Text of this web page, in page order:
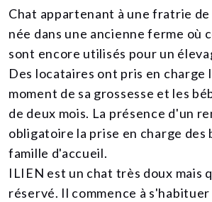
CONTACT
Chat appartenant à une fratrie
née dans une ancienne ferme où
sont encore utilisés pour un
Des locataires ont pris en charge
moment de sa grossesse et les
de deux mois. La présence d'un
obligatoire la prise en charge des
famille d'accueil.
ILIEN est un chat très doux mais
réservé. Il commence à s'habituer